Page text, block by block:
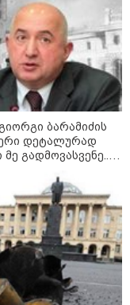
- დონალდ
ის
ბარამიძის
დეტალურად
გადმოვასვენე...